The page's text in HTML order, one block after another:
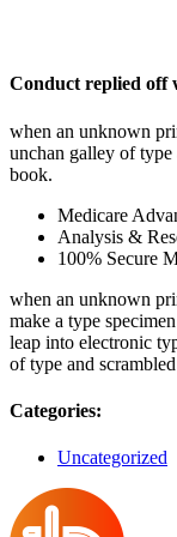
Conduct replied off
when an unknown
unchan galley of type
book.
Medicare
Analysis &
100% Secure
when an unknown
make a type
leap into electronic
of type and
Categories:
Uncategorized